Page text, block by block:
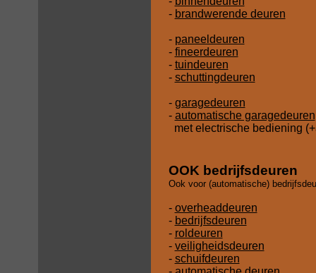
- brandwerende deuren
- paneeldeuren
- fineerdeuren
- tuindeuren
- schuttingdeuren
- garagedeuren
- automatische garagedeuren
met electrische bediening
OOK bedrijfsdeuren
Ook voor (automatische)
- overheaddeuren
- bedrijfsdeuren
- roldeuren
- veiligheidsdeuren
- schuifdeuren